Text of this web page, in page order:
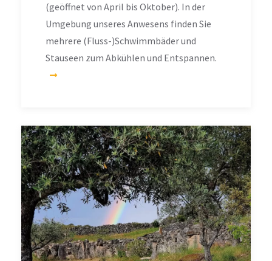
(geöffnet von April bis Oktober). In der
Umgebung unseres Anwesens finden Sie
mehrere (Fluss-)Schwimmbäder und
Stauseen zum Abkühlen und Entspannen.